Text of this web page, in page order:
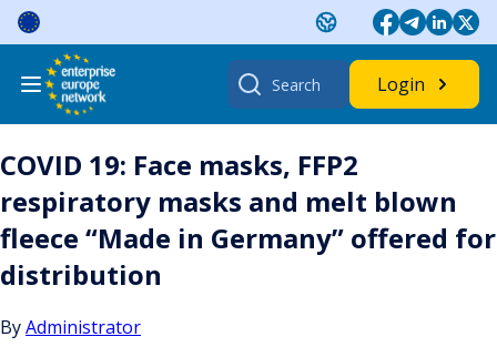
Skip
content
Search
for:
Login
COVID 19: Face masks, FFP2
respiratory masks and melt blown
fleece “Made in Germany” offered for
distribution
ByAdministrator